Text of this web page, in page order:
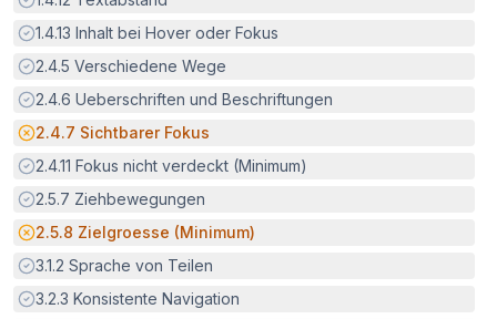
Erfüllt:
1.4.13 Inhalt bei Hover oder Fokus
Erfüllt:
2.4.5 Verschiedene Wege
Erfüllt:
2.4.6 Ueberschriften und Beschriftungen
Potenzielle Barriere:
2.4.7 Sichtbarer Fokus
Erfüllt:
2.4.11 Fokus nicht verdeckt (Minimum)
Erfüllt:
2.5.7 Ziehbewegungen
Potenzielle Barriere:
2.5.8 Zielgroesse (Minimum)
Erfüllt:
3.1.2 Sprache von Teilen
Erfüllt:
3.2.3 Konsistente Navigation